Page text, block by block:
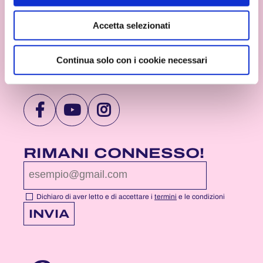
Accetta selezionati
Continua solo con i cookie necessari
oggi a coinvolgere pubblici di ogni età.
VISITA
PAGINA
FACEBOOK
DI
NOTTEROSA
VISITA
PAGINA
YOUTUBE
DI
NOTTEROSA
VISITA
PAGINA
INSTAGRAM
DI
NOTTEROSA
RIMANI CONNESSO!
Dichiaro di aver letto e di accettare i termini e le condizioni
INVIA